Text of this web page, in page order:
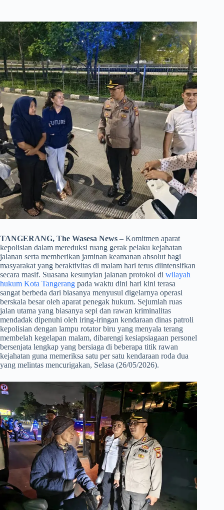
TANGERANG, The Wasesa News – Komitmen aparat
kepolisian dalam mereduksi ruang gerak pelaku kejahatan
jalanan serta memberikan jaminan keamanan absolut bagi
masyarakat yang beraktivitas di malam hari terus diintensifkan
secara masif. Suasana kesunyian jalanan protokol di wilayah
hukum Kota Tangerang pada waktu dini hari kini terasa
sangat berbeda dari biasanya menyusul digelarnya operasi
berskala besar oleh aparat penegak hukum. Sejumlah ruas
jalan utama yang biasanya sepi dan rawan kriminalitas
mendadak dipenuhi oleh iring-iringan kendaraan dinas patroli
kepolisian dengan lampu rotator biru yang menyala terang
membelah kegelapan malam, dibarengi kesiapsiagaan personel
bersenjata lengkap yang bersiaga di beberapa titik rawan
kejahatan guna memeriksa satu per satu kendaraan roda dua
yang melintas mencurigakan, Selasa (26/05/2026).